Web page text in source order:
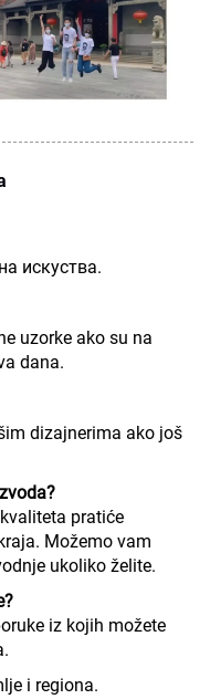
искуства.
uzorke ako su na
dana.
dizajnerima ako još
pratiće
Možemo vam
ukoliko želite.
iz kojih možete
i regiona.